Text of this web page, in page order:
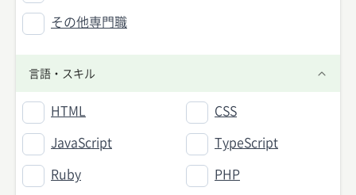
その他専門職
言語・スキル
HTML CSS
JavaScript TypeScript
Ruby PHP